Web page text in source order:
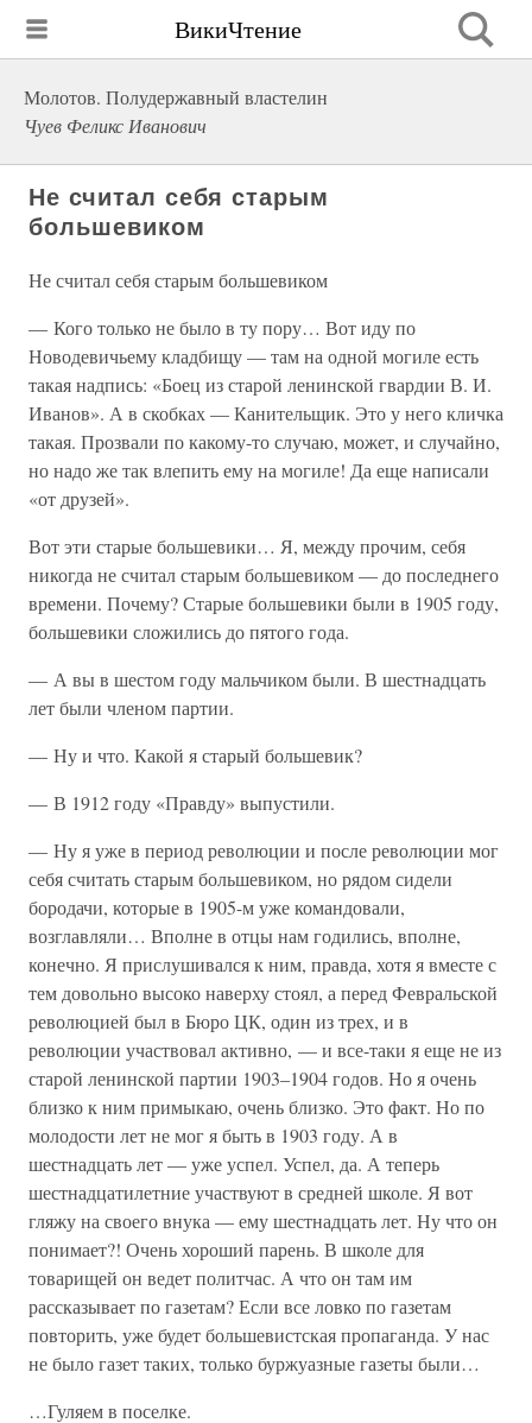
ВикиЧтение
Молотов. Полудержавный властелин
Чуев Феликс Иванович
Не считал себя старым
большевиком
Не считал себя старым большевиком
— Кого только не было в ту пору… Вот иду по
Новодевичьему кладбищу — там на одной могиле есть
такая надпись: «Боец из старой ленинской гвардии В. И.
Иванов». А в скобках — Канительщик. Это у него кличка
такая. Прозвали по какому-то случаю, может, и случайно,
но надо же так влепить ему на могиле! Да еще написали
«от друзей».
Вот эти старые большевики… Я, между прочим, себя
никогда не считал старым большевиком — до последнего
времени. Почему? Старые большевики были в 1905 году,
большевики сложились до пятого года.
— А вы в шестом году мальчиком были. В шестнадцать
лет были членом партии.
— Ну и что. Какой я старый большевик?
— В 1912 году «Правду» выпустили.
— Ну я уже в период революции и после революции мог
себя считать старым большевиком, но рядом сидели
бородачи, которые в 1905-м уже командовали,
возглавляли… Вполне в отцы нам годились, вполне,
конечно. Я прислушивался к ним, правда, хотя я вместе с
тем довольно высоко наверху стоял, а перед Февральской
революцией был в Бюро ЦК, один из трех, и в
революции участвовал активно, — и все-таки я еще не из
старой ленинской партии 1903–1904 годов. Но я очень
близко к ним примыкаю, очень близко. Это факт. Но по
молодости лет не мог я быть в 1903 году. А в
шестнадцать лет — уже успел. Успел, да. А теперь
шестнадцатилетние участвуют в средней школе. Я вот
гляжу на своего внука — ему шестнадцать лет. Ну что он
понимает?! Очень хороший парень. В школе для
товарищей он ведет политчас. А что он там им
рассказывает по газетам? Если все ловко по газетам
повторить, уже будет большевистская пропаганда. У нас
не было газет таких, только буржуазные газеты были…
…Гуляем в поселке.